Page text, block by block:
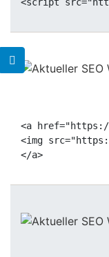
<a href="https://
<img